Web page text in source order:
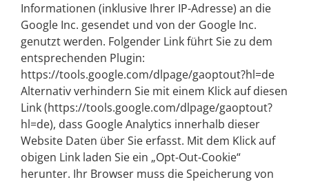
Informationen (inklusive Ihrer IP-Adresse) an die
Google Inc. gesendet und von der Google Inc.
genutzt werden. Folgender Link führt Sie zu dem
entsprechenden Plugin:
https://tools.google.com/dlpage/gaoptout?hl=de
Alternativ verhindern Sie mit einem Klick auf diesen
Link (https://tools.google.com/dlpage/gaoptout?
hl=de), dass Google Analytics innerhalb dieser
Website Daten über Sie erfasst. Mit dem Klick auf
obigen Link laden Sie ein „Opt-Out-Cookie“
herunter. Ihr Browser muss die Speicherung von